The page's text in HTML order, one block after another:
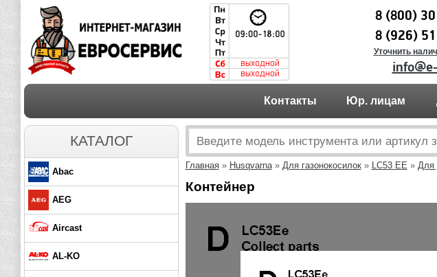
8 (800)
8 (926)
Уточнить
Контакты Юр. лицам
КАТАЛОГ
Abac
AEG
Aircast
AL-KO
Главная» Husqvarna» Для газонокосилок» LC53 EE » Для
Контейнер